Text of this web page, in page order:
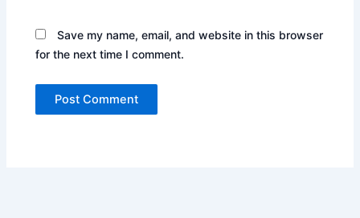
Save my name, email, and website in this browser
for the next time I comment.